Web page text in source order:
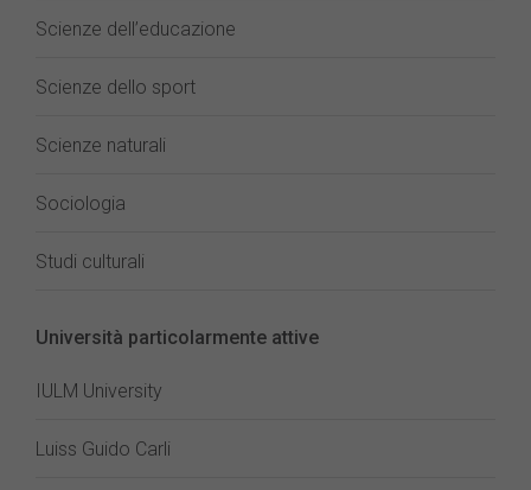
Scienze dell’educazione
Scienze dello sport
Scienze naturali
Sociologia
Studi culturali
Università particolarmente attive
IULM University
Luiss Guido Carli